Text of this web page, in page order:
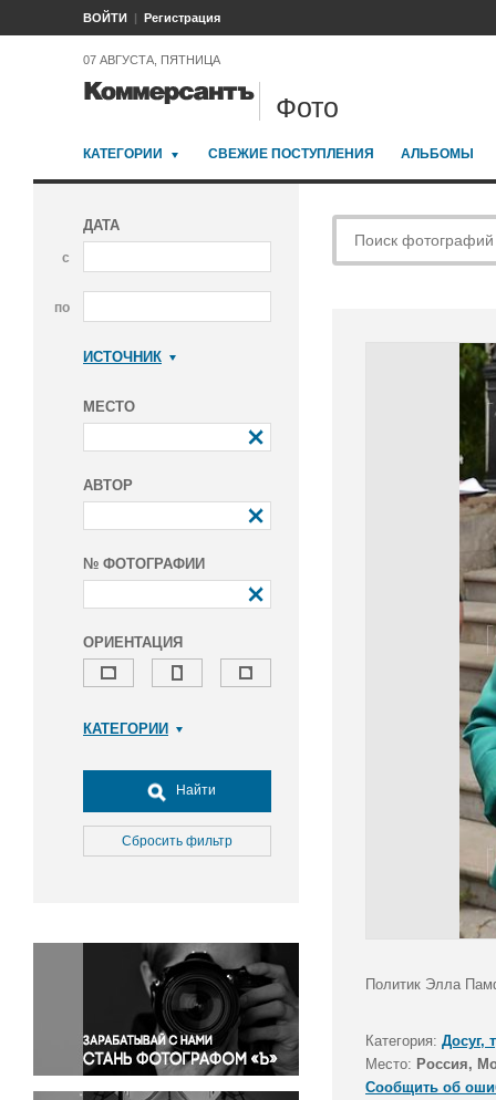
ВОЙТИ Регистрация
07 АВГУСТА, ПЯТНИЦА
Фото
КАТЕГОРИИ СВЕЖИЕ ПОСТУПЛЕНИЯ АЛЬБОМЫ
ДАТА
с
по
ИСТОЧНИК
МЕСТО
АВТОР
№ ФОТОГРАФИИ
ОРИЕНТАЦИЯ
КАТЕГОРИИ
Досуг, туризм и отдых
Культура
Медицина
Окружающая среда
Политика
Правосудие
Происшествия и конфликты
Религия
Светская жизнь
Найти
Сбросить фильтр
Политик Элла
Категория: Досуг,
Место: Россия,
Сообщить об